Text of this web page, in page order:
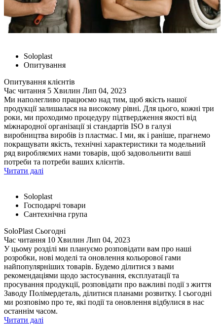
Soloplast
Опитування
Опитування клієнтів
Час читання 5 Хвилин Лип 04, 2023
Ми наполегливо працюємо над тим, щоб якість нашої
продукції залишалася на високому рівні. Для цього, кожні три
роки, ми проходимо процедуру підтвердження якості від
міжнародної організації зі стандартів ISO в галузі
виробництва виробів із пластмас. І ми, як і раніше, прагнемо
покращувати якість, технічні характеристики та модельний
ряд виробляємих нами товарів, щоб задовольнити ваші
потреби та потреби ваших клієнтів.
Читати далі
Soloplast
Господарчі товари
Сантехнічна група
SoloPlast Сьогодні
Час читання 10 Хвилин Лип 04, 2023
У цьому розділі ми плануємо розповідати вам про наші
розробки, нові моделі та оновлення кольорової гами
найпопулярніших товарів. Будемо ділитися з вами
рекомендаціями щодо застосування, експлуатації та
просування продукції, розповідати про важливі події з життя
Заводу Полімердеталь, ділитися планами розвитку. І сьогодні
ми розповімо про те, які події та оновлення відбулися в нас
останнім часом.
Читати далі